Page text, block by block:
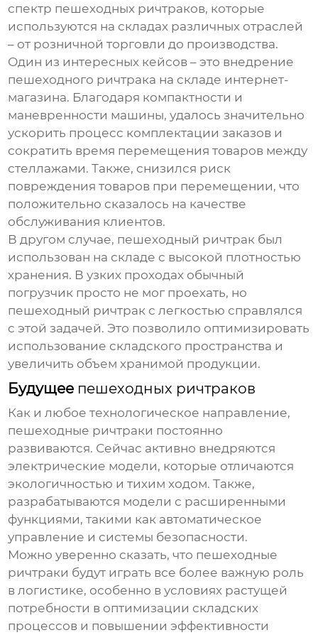
спектр пешеходных ричтраков, которые
используются на складах различных отраслей
– от розничной торговли до производства.
Один из интересных кейсов – это внедрение
пешеходного ричтрака на складе интернет-
магазина. Благодаря компактности и
маневренности машины, удалось значительно
ускорить процесс комплектации заказов и
сократить время перемещения товаров между
стеллажами. Также, снизился риск
повреждения товаров при перемещении, что
положительно сказалось на качестве
обслуживания клиентов.
В другом случае, пешеходный ричтрак был
использован на складе с высокой плотностью
хранения. В узких проходах обычный
погрузчик просто не мог проехать, но
пешеходный ричтрак с легкостью справлялся
с этой задачей. Это позволило оптимизировать
использование складского пространства и
увеличить объем хранимой продукции.
Будущее пешеходных ричтраков
Как и любое технологическое направление,
пешеходные ричтраки постоянно
развиваются. Сейчас активно внедряются
электрические модели, которые отличаются
экологичностью и тихим ходом. Также,
разрабатываются модели с расширенными
функциями, такими как автоматическое
управление и системы безопасности.
Можно уверенно сказать, что пешеходные
ричтраки будут играть все более важную роль
в логистике, особенно в условиях растущей
потребности в оптимизации складских
процессов и повышении эффективности